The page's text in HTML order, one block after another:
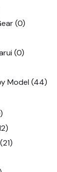
(0)
(0)
Model (44)
(21)